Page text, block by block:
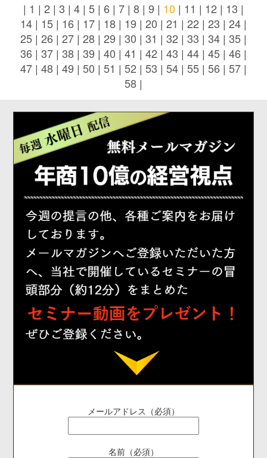
| 1 | 2 | 3 | 4 | 5 | 6 | 7 | 8 | 9 | 10 | 11 | 12 | 13 |
14 | 15 | 16 | 17 | 18 | 19 | 20 | 21 | 22 | 23 | 24 |
25 | 26 | 27 | 28 | 29 | 30 | 31 | 32 | 33 | 34 | 35 |
36 | 37 | 38 | 39 | 40 | 41 | 42 | 43 | 44 | 45 | 46 |
47 | 48 | 49 | 50 | 51 | 52 | 53 | 54 | 55 | 56 | 57 |
58 |
メールアドレス（必須）
名前（必須）